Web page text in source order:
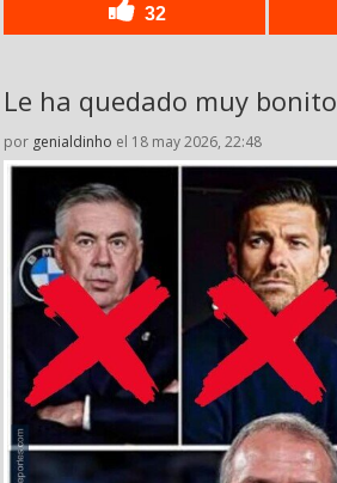
32
Le ha quedado muy bonito
por genialdinho el 18 may 2026, 22:48